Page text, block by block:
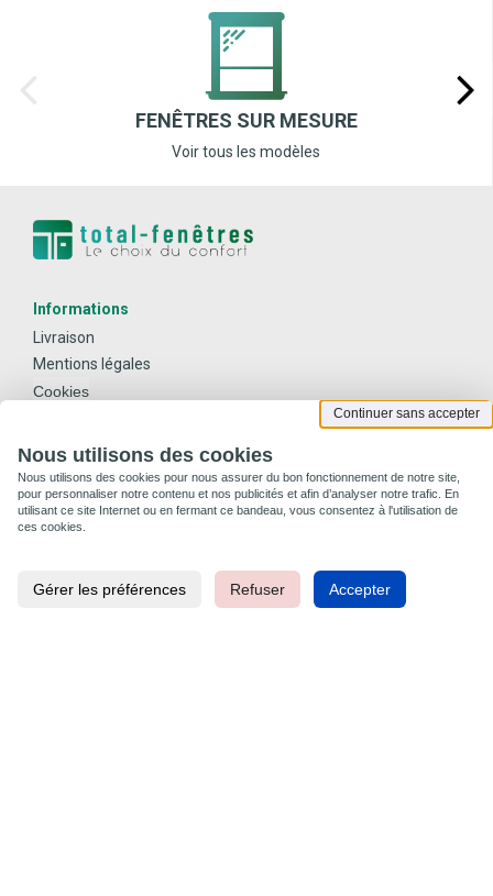
FENÊTRES SUR MESURE
Voir tous les modèles
Informations
Livraison
Mentions légales
Cookies
Lexique
Nos tutoriels
Support technique
Continuer sans accepter
Nous utilisons des cookies
Nous utilisons des cookies pour nous assurer du bon fonctionnement de notre site,
pour personnaliser notre contenu et nos publicités et afin d’analyser notre trafic. En
utilisant ce site Internet ou en fermant ce bandeau, vous consentez à l'utilisation de
ces cookies.
Gérer les préférences Refuser Accepter